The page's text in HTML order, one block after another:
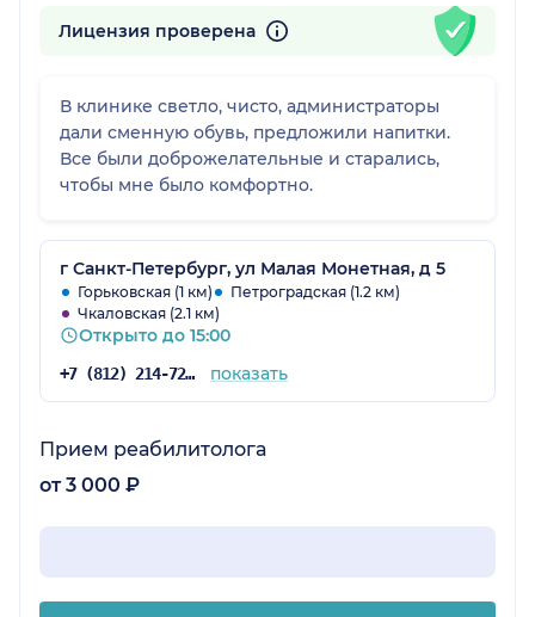
Лицензия проверена
В клинике светло, чисто, администраторы
дали сменную обувь, предложили напитки.
Все были доброжелательные и старались,
чтобы мне было комфортно.
г Санкт-Петербург, ул Малая Монетная, д 5
Горьковская (1 км)
Петроградская (1.2 км)
Чкаловская (2.1 км)
Открыто до 15:00
+7 (812) 214-72-37 показать
Прием реабилитолога
от 3 000 ₽